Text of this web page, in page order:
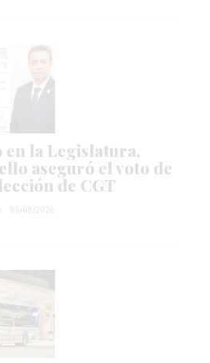
en la Legislatura,
aseguró el voto de
de CGT
05/08/2026